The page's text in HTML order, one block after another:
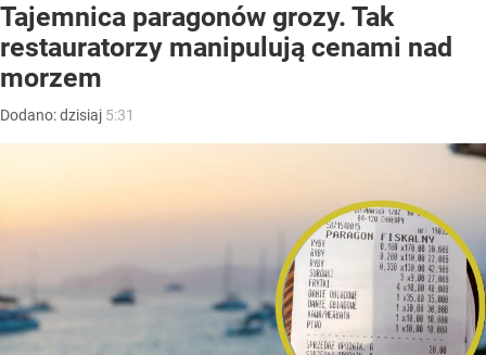
Tajemnica paragonów grozy. Tak
restauratorzy manipulują cenami nad
morzem
Dodano:dzisiaj 5:31